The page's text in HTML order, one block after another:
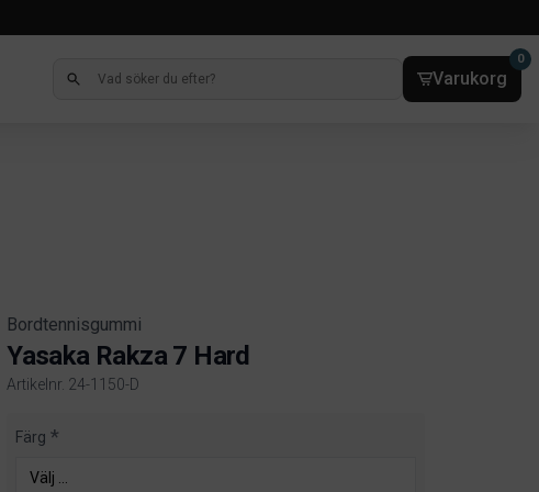
Varukorg
0
Bordtennisgummi
Yasaka Rakza 7 Hard
Artikelnr. 24-1150-D
Product information
Färg